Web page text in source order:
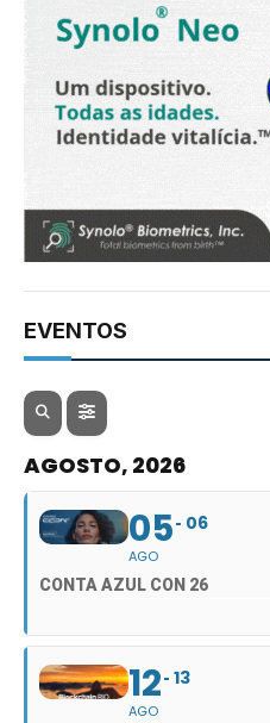
EVENTOS
AGOSTO, 2026
05
AGO
06
CONTA AZUL CON 26
12
AGO
13